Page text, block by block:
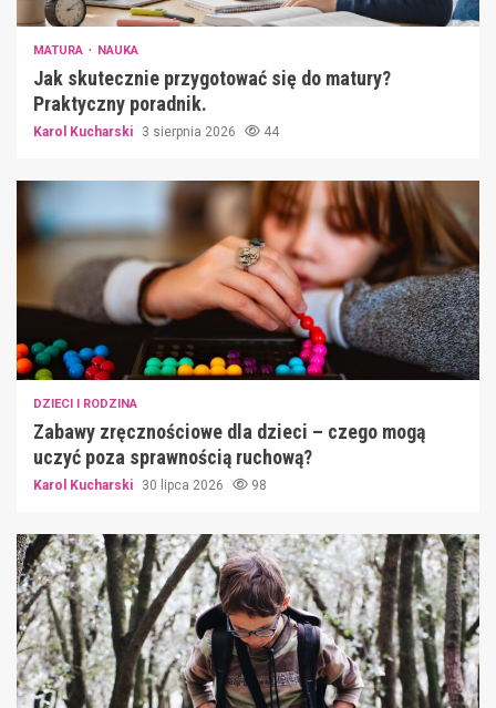
MATURA NAUKA
Jak skutecznie przygotować się do matury?
Praktyczny poradnik.
Karol Kucharski 3 sierpnia 2026 44
DZIECI I RODZINA
Zabawy zręcznościowe dla dzieci – czego mogą
uczyć poza sprawnością ruchową?
Karol Kucharski 30 lipca 2026 98